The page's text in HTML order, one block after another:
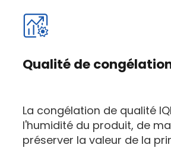
Qualité de
La congélation de qualité
l'humidité du produit, de
préserver la valeur de la